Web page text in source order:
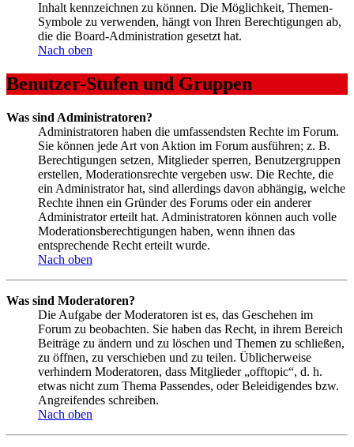
Inhalt kennzeichnen zu können. Die Möglichkeit, Themen-
Symbole zu verwenden, hängt von Ihren Berechtigungen ab,
die die Board-Administration gesetzt hat.
Nach oben
Benutzer-Stufen und Gruppen
Was sind Administratoren?
Administratoren haben die umfassendsten Rechte im Forum.
Sie können jede Art von Aktion im Forum ausführen; z. B.
Berechtigungen setzen, Mitglieder sperren, Benutzergruppen
erstellen, Moderationsrechte vergeben usw. Die Rechte, die
ein Administrator hat, sind allerdings davon abhängig, welche
Rechte ihnen ein Gründer des Forums oder ein anderer
Administrator erteilt hat. Administratoren können auch volle
Moderationsberechtigungen haben, wenn ihnen das
entsprechende Recht erteilt wurde.
Nach oben
Was sind Moderatoren?
Die Aufgabe der Moderatoren ist es, das Geschehen im
Forum zu beobachten. Sie haben das Recht, in ihrem Bereich
Beiträge zu ändern und zu löschen und Themen zu schließen,
zu öffnen, zu verschieben und zu teilen. Üblicherweise
verhindern Moderatoren, dass Mitglieder „offtopic“, d. h.
etwas nicht zum Thema Passendes, oder Beleidigendes bzw.
Angreifendes schreiben.
Nach oben